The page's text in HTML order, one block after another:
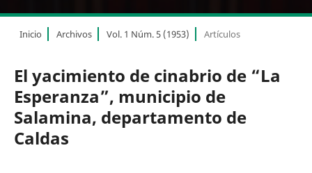
Inicio Archivos Vol. 1 Núm. 5 (1953) Artículos
El yacimiento de cinabrio de “La
Esperanza”, municipio de
Salamina, departamento de
Caldas